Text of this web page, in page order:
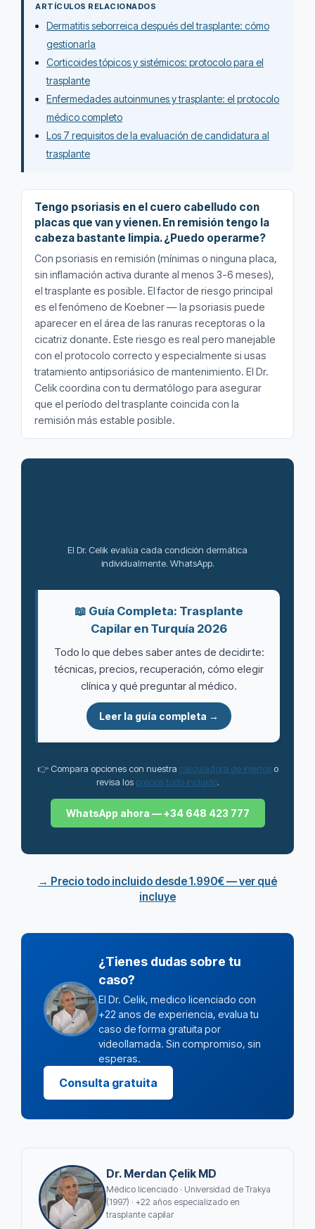
ARTÍCULOS RELACIONADOS
Dermatitis seborreica después del trasplante: cómo
gestionarla
Corticoides tópicos y sistémicos: protocolo para el
trasplante
Enfermedades autoinmunes y trasplante: el protocolo
médico completo
Los 7 requisitos de la evaluación de candidatura al
trasplante
Tengo psoriasis en el cuero cabelludo con
placas que van y vienen. En remisión tengo la
cabeza bastante limpia. ¿Puedo operarme?
Con psoriasis en remisión (mínimas o ninguna placa,
sin inflamación activa durante al menos 3-6 meses),
el trasplante es posible. El factor de riesgo principal
es el fenómeno de Koebner — la psoriasis puede
aparecer en el área de las ranuras receptoras o la
cicatriz donante. Este riesgo es real pero manejable
con el protocolo correcto y especialmente si usas
tratamiento antipsoriásico de mantenimiento. El Dr.
Celik coordina con tu dermatólogo para asegurar
que el período del trasplante coincida con la
remisión más estable posible.
El Dr. Celik evalúa cada condición dermática
individualmente. WhatsApp.
📖 Guía Completa: Trasplante
Capilar en Turquía 2026
Todo lo que debes saber antes de decidirte:
técnicas, precios, recuperación, cómo elegir
clínica y qué preguntar al médico.
Leer la guía completa →
👉 Compara opciones con nuestra calculadora de injertoso
revisa los precios todo incluido.
WhatsApp ahora — +34 648 423 777
→ Precio todo incluido desde 1.990€ — ver qué
incluye
¿Tienes dudas sobre tu
caso?
El Dr. Celik, medico licenciado con
+22 anos de experiencia, evalua tu
caso de forma gratuita por
videollamada. Sin compromiso, sin
esperas.
Consulta gratuita
Dr. Merdan Çelik MD
Médico licenciado · Universidad de Trakya
(1997) · +22 años especializado en
trasplante capilar